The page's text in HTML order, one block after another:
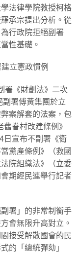
法律學院教授柯格
承宗提出分析。從
行政院拒絕副署
性基礎。
立憲政慣例
署《財劃法》二次
署傅黃集團於立
案解套的法案，包
眷村改建條例》
日宣布不副署《衛
黨產條例》（救國
院組織法》（立委
期經民連舉行記者
署」的非常制衡手
會無限升高對立。
接受解散國會的民
的「總統彈劾」